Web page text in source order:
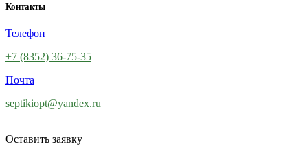
Контакты
Телефон
+7 (8352) 36-75-35
Почта
septikiopt@yandex.ru
Оставить заявку